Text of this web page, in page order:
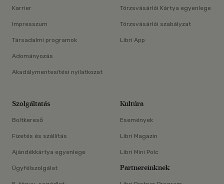
Karrier
Impresszum
Társadalmi programok
Adományozás
Akadálymentesítési nyilatkozat
Törzsvásárlói Kártya egyenlege
Törzsvásárlói szabályzat
Libri App
Szolgáltatás
Boltkereső
Fizetés és szállítás
Ajándékkártya egyenlege
Ügyfélszolgálat
Kultúra
Események
Libri Magazin
Libri Mini Polc
Partnereinknek